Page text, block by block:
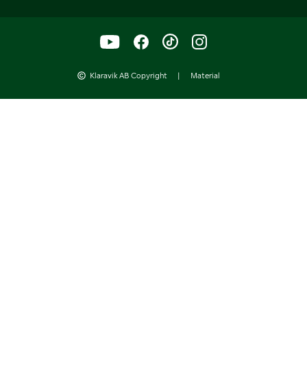
Klaravik AB Copyright | Material